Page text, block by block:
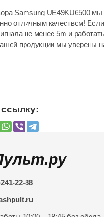
Samsung UE49KU6500
отличным качеством!
не менее 5m и
продукции мы уверены
22-88